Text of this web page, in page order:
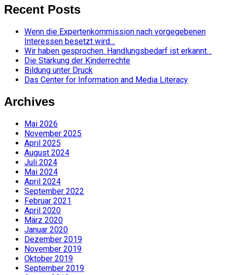
Recent Posts
Wenn die Expertenkommission nach vorgegebenen
Interessen besetzt wird…
Wir haben gesprochen. Handlungsbedarf ist erkannt…
Die Stärkung der Kinderrechte
Bildung unter Druck
Das Center for Information and Media Literacy
Archives
Mai 2026
November 2025
April 2025
August 2024
Juli 2024
Mai 2024
April 2024
September 2022
Februar 2021
April 2020
März 2020
Januar 2020
Dezember 2019
November 2019
Oktober 2019
September 2019